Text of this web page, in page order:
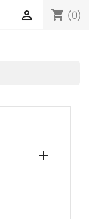
shopping_cart (0)

